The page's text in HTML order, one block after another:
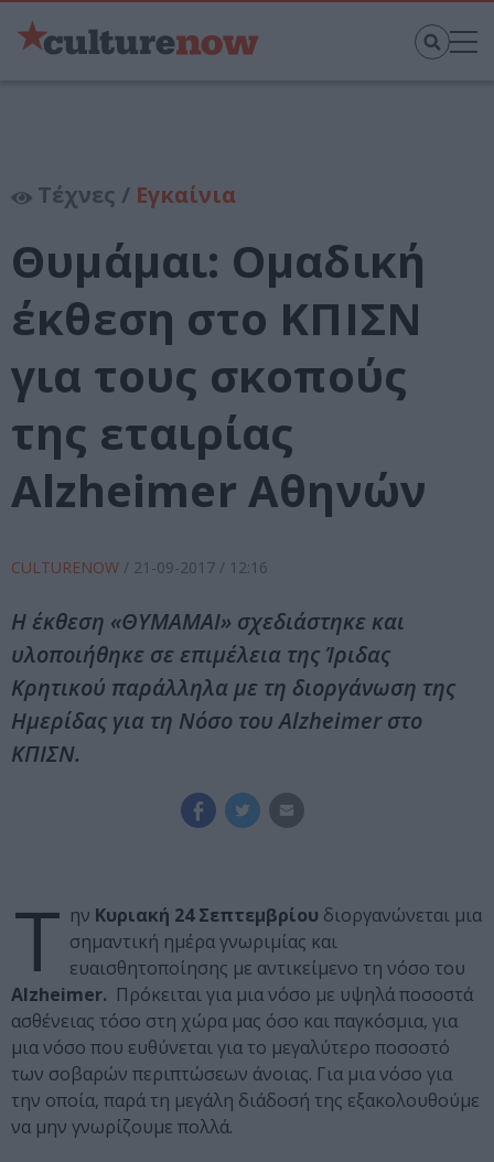
Τέχνες / Εγκαίνια
Θυμάμαι: Ομαδική
έκθεση στο ΚΠΙΣΝ
για τους σκοπούς
της εταιρίας
Alzheimer Αθηνών
CULTURENOW / 21-09-2017 / 12:16
Η έκθεση «ΘΥΜΑΜΑΙ» σχεδιάστηκε και
υλοποιήθηκε σε επιμέλεια της Ίριδας
Κρητικού παράλληλα με τη διοργάνωση της
Ημερίδας για τη Νόσο του Alzheimer στο
ΚΠΙΣΝ.
Τ ην Κυριακή 24 Σεπτεμβρίου διοργανώνεται μια
σημαντική ημέρα γνωριμίας και
ευαισθητοποίησης με αντικείμενο τη νόσο του
Alzheimer. Πρόκειται για μια νόσο με υψηλά ποσοστά
ασθένειας τόσο στη χώρα μας όσο και παγκόσμια, για
μια νόσο που ευθύνεται για το μεγαλύτερο ποσοστό
των σοβαρών περιπτώσεων άνοιας. Για μια νόσο για
την οποία, παρά τη μεγάλη διάδοσή της εξακολουθούμε
να μην γνωρίζουμε πολλά.